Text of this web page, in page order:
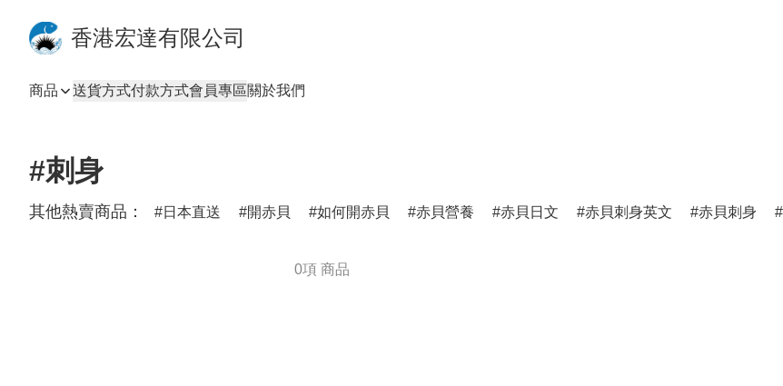
香港宏達有限公司
商品 送貨方式付款方式會員專區關於我們
#刺身
其他熱賣商品： 日本直送 開赤貝 如何開赤貝 赤貝營養 赤貝日文 赤貝刺身英文 赤貝刺身
0項 商品